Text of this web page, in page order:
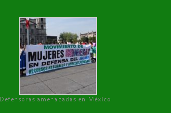
Defensoras amenazadas en México